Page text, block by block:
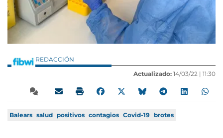
REDACCIÓN
Actualizado: 14/03/22 | 11:30
Balears salud positivos contagios Covid-19 brotes